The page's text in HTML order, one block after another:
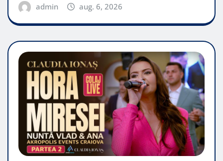
admin aug. 6, 2026